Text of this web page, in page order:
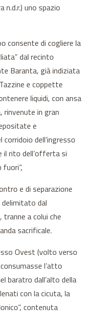
n.d.r.) uno spazio
consente di cogliere la
dal recinto
Baranta, già indiziata
e coppette
liquidi, con ansa
rinvenute in gran
e
dell’ingresso
il rito dell’offerta si
e di separazione
dal
a colui che
sacrificale.
Ovest (volto verso
l’atto
baratro dall’alto della
con la cicuta, la
contenuta